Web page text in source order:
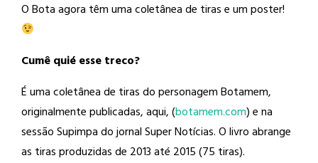
O Bota agora têm uma coletânea de tiras e um poster!
Cumê quié esse treco?
É uma coletânea de tiras do personagem Botamem,
originalmente publicadas, aqui, (botamem.com) e na
sessão Supimpa do jornal Super Notícias. O livro abrange
as tiras produzidas de 2013 até 2015 (75 tiras).